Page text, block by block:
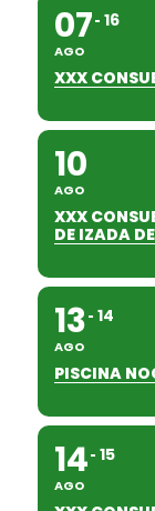
07
AGO
16
XXX
10
AGO
XXX
DE IZADA
13
AGO
14
PISCINA
14
AGO
15